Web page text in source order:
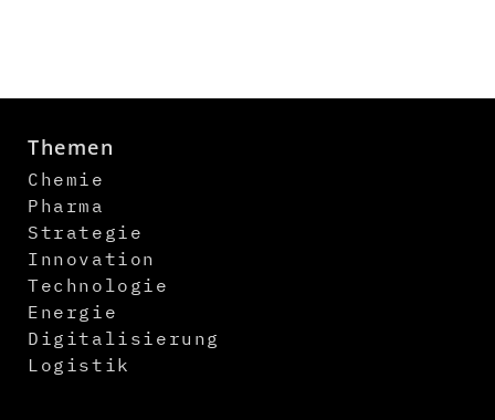
Themen
Chemie
Pharma
Strategie
Innovation
Technologie
Energie
Digitalisierung
Logistik